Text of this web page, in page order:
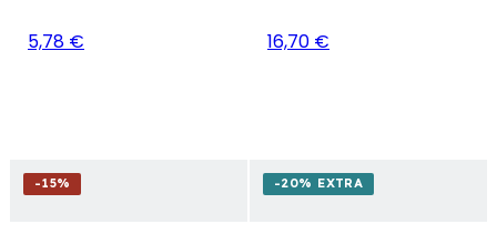
5,78 € 16,70 €
-15% -20% EXTRA